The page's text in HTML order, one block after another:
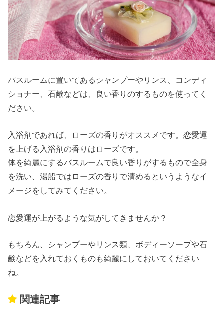
バスルームに置いてあるシャンプーやリンス、コンディ
ショナー、石鹸などは、良い香りのするものを使ってく
ださい。
入浴剤であれば、ローズの香りがオススメです。恋愛運
を上げる入浴剤の香りはローズです。
体を綺麗にするバスルームで良い香りがするもので全身
を洗い、湯船ではローズの香りで清めるというようなイ
メージをしてみてください。
恋愛運が上がるような気がしてきませんか？
もちろん、シャンプーやリンス類、ボディーソープや石
鹸などを入れておくものも綺麗にしておいてください
ね。
関連記事